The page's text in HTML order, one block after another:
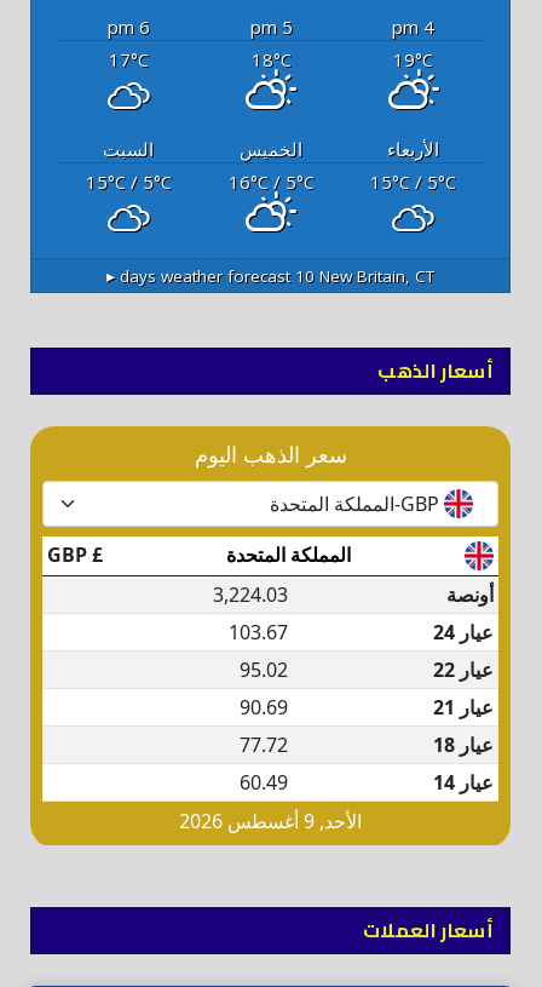
4 pm
5 pm
6 pm
19°C
18°C
17°C
الأربعاء الخميس
السبت
15°C / 5°C
16°C/ 5°C
15°C/ 5°C
New Britain, CT
أسعار الذهب
أسعار العملات